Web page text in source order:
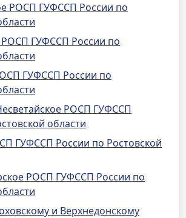
РОСП ГУФССП России по
РОСП ГУФССП России по
ГУФССП России по
РОСП ГУФССП
области
ГУФССП России по Ростовской
РОСП ГУФССП России по
и Верхнедонскому